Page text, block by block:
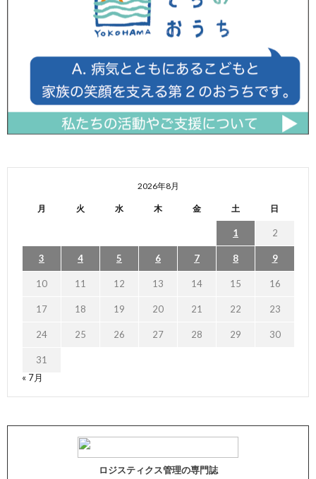
2026年8月
月 火 水 木 金 土 日
1 2
3 4 5 6 7 8 9
10 11 12 13 14 15 16
17 18 19 20 21 22 23
24 25 26 27 28 29 30
31
« 7月
ロジスティクス管理の専門誌